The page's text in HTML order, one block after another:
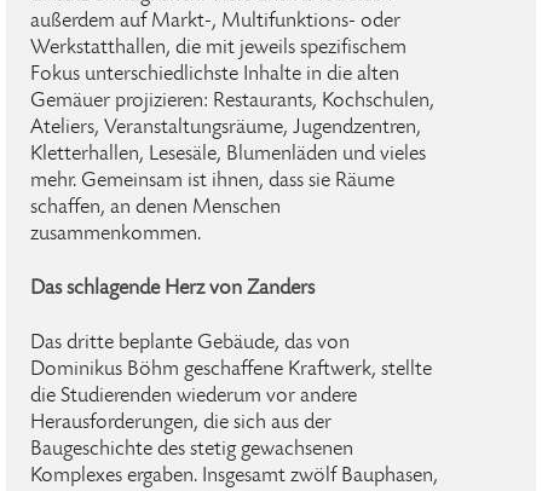
außerdem auf Markt-, Multifunktions- oder
Werkstatthallen, die mit jeweils spezifischem
Fokus unterschiedlichste Inhalte in die alten
Gemäuer projizieren: Restaurants, Kochschulen,
Ateliers, Veranstaltungsräume, Jugendzentren,
Kletterhallen, Lesesäle, Blumenläden und vieles
mehr. Gemeinsam ist ihnen, dass sie Räume
schaffen, an denen Menschen
zusammenkommen.
Das schlagende Herz von Zanders
Das dritte beplante Gebäude, das von
Dominikus Böhm geschaffene Kraftwerk, stellte
die Studierenden wiederum vor andere
Herausforderungen, die sich aus der
Baugeschichte des stetig gewachsenen
Komplexes ergaben. Insgesamt zwölf Bauphasen,